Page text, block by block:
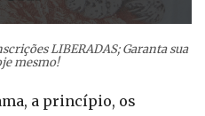
LIBERADAS; Garanta sua
mesmo!
a princípio, os